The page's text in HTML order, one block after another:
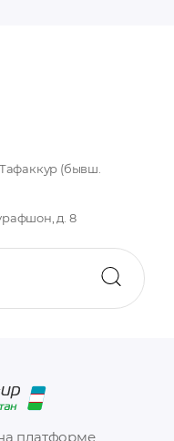
платформе
Тафаккур (бывш.
д. 8